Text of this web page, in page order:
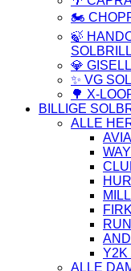
🏍️
🍃
💎
✨ VG
🌳 X-
BILLIGE
ALLE
Y2K
ALLE